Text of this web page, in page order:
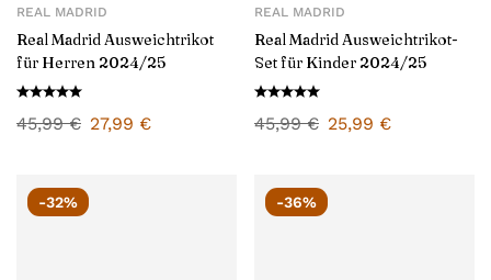
REAL MADRID
Real Madrid Ausweichtrikot
für Herren 2024/25
45,99€ 27,99 €
REAL MADRID
Real Madrid Ausweichtrikot-
Set für Kinder 2024/25
45,99€ 25,99 €
-32% -36%